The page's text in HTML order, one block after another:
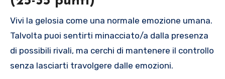
Vivi la gelosia come una normale emozione umana.
Talvolta puoi sentirti minacciato/a dalla presenza
di possibili rivali, ma cerchi di mantenere il controllo
senza lasciarti travolgere dalle emozioni.